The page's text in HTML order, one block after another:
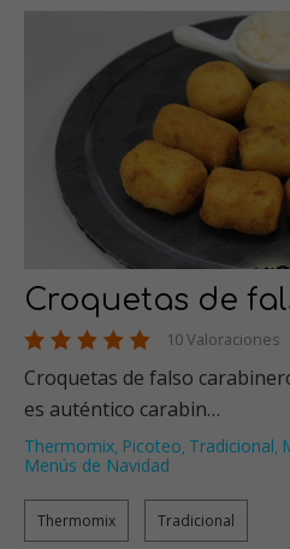
Croquetas de
10 Valoraciones
Croquetas de falso
es auténtico carabin…
Thermomix, Picoteo, Tradicional,
Menús de Navidad
Thermomix Tradicional